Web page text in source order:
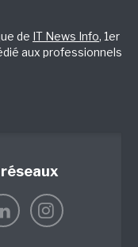
de IT News Info, 1er
aux professionnels